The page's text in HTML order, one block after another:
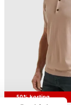
50% korting